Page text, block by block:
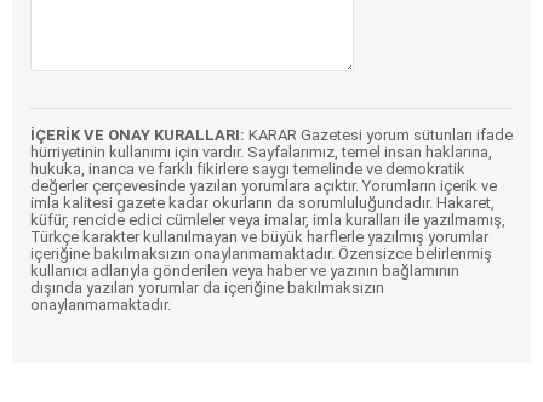
İÇERİK VE ONAY KURALLARI: KARAR Gazetesi yorum sütunları ifade
hürriyetinin kullanımı için vardır. Sayfalarımız, temel insan haklarına,
hukuka, inanca ve farklı fikirlere saygı temelinde ve demokratik
değerler çerçevesinde yazılan yorumlara açıktır. Yorumların içerik ve
imla kalitesi gazete kadar okurların da sorumluluğundadır. Hakaret,
küfür, rencide edici cümleler veya imalar, imla kuralları ile yazılmamış,
Türkçe karakter kullanılmayan ve büyük harflerle yazılmış yorumlar
içeriğine bakılmaksızın onaylanmamaktadır. Özensizce belirlenmiş
kullanıcı adlarıyla gönderilen veya haber ve yazının bağlamının
dışında yazılan yorumlar da içeriğine bakılmaksızın
onaylanmamaktadır.